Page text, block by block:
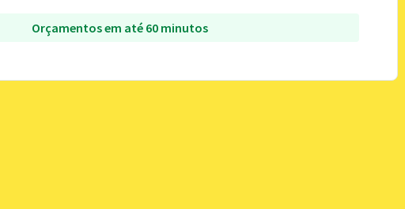
Orçamentos em até 60 minutos